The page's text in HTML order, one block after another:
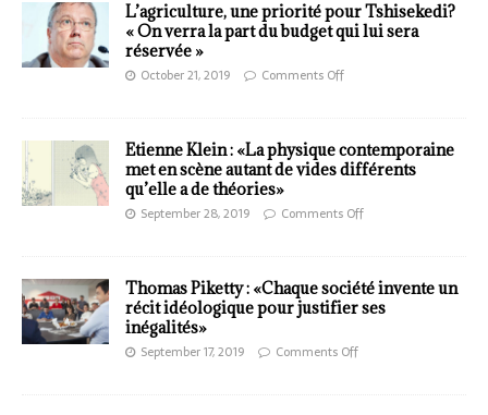
L’agriculture, une priorité pour Tshisekedi?
« On verra la part du budget qui lui sera
réservée »
October 21, 2019 Comments Off
Etienne Klein : «La physique contemporaine
met en scène autant de vides différents
qu’elle a de théories»
September 28, 2019 Comments Off
Thomas Piketty : «Chaque société invente un
récit idéologique pour justifier ses
inégalités»
September 17, 2019 Comments Off